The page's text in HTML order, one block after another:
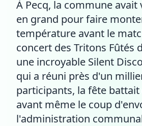
À Pecq, la commune avait
en grand pour faire
température avant le
concert des Tritons Fûtés
une incroyable Silent
qui a réuni près d'un
participants, la fête battait
avant même le coup
l'administration